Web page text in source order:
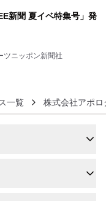
新聞 夏イベ特集号」発
ツニッポン新聞社
一覧 株式会社アポロ